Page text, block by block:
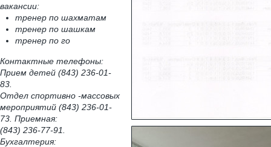
вакансии:
тренер по шахматам
тренер по шашкам
тренер по го
Контактные телефоны:
Прием детей (843) 236-01-
83.
Отдел спортивно -массовых
мероприятий (843) 236-01-
73. Приемная:
(843) 236-77-91.
Бухгалтерия: